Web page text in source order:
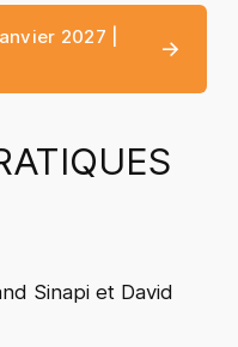
2027 |
Sinapi et David